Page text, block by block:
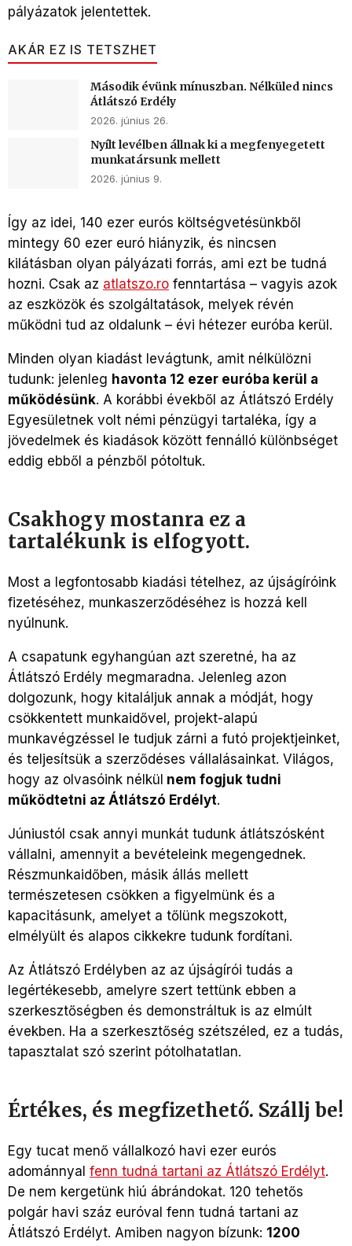
pályázatok jelentettek.
AKÁR EZ IS TETSZHET
Második évünk mínuszban. Nélküled nincs
Átlátszó Erdély
2026. június 26.
Nyílt levélben állnak ki a megfenyegetett
munkatársunk mellett
2026. június 9.
Így az idei, 140 ezer eurós költségvetésünkből
mintegy 60 ezer euró hiányzik, és nincsen
kilátásban olyan pályázati forrás, ami ezt be tudná
hozni. Csak az atlatszo.ro fenntartása – vagyis azok
az eszközök és szolgáltatások, melyek révén
működni tud az oldalunk – évi hétezer euróba kerül.
Minden olyan kiadást levágtunk, amit nélkülözni
tudunk: jelenleg havonta 12 ezer euróba kerül a
működésünk. A korábbi évekből az Átlátszó Erdély
Egyesületnek volt némi pénzügyi tartaléka, így a
jövedelmek és kiadások között fennálló különbséget
eddig ebből a pénzből pótoltuk.
Csakhogy mostanra ez a
tartalékunk is elfogyott.
Most a legfontosabb kiadási tételhez, az újságíróink
fizetéséhez, munkaszerződéséhez is hozzá kell
nyúlnunk.
A csapatunk egyhangúan azt szeretné, ha az
Átlátszó Erdély megmaradna. Jelenleg azon
dolgozunk, hogy kitaláljuk annak a módját, hogy
csökkentett munkaidővel, projekt-alapú
munkavégzéssel le tudjuk zárni a futó projektjeinket,
és teljesítsük a szerződéses vállalásainkat. Világos,
hogy az olvasóink nélkül nem fogjuk tudni
működtetni az Átlátszó Erdélyt.
Júniustól csak annyi munkát tudunk átlátszósként
vállalni, amennyit a bevételeink megengednek.
Részmunkaidőben, másik állás mellett
természetesen csökken a figyelmünk és a
kapacitásunk, amelyet a tőlünk megszokott,
elmélyült és alapos cikkekre tudunk fordítani.
Az Átlátszó Erdélyben az az újságírói tudás a
legértékesebb, amelyre szert tettünk ebben a
szerkesztőségben és demonstráltuk is az elmúlt
években. Ha a szerkesztőség szétszéled, ez a tudás,
tapasztalat szó szerint pótolhatatlan.
Értékes, és megfizethető. Szállj be!
Egy tucat menő vállalkozó havi ezer eurós
adománnyal fenn tudná tartani az Átlátszó Erdélyt.
De nem kergetünk hiú ábrándokat. 120 tehetős
polgár havi száz euróval fenn tudná tartani az
Átlátszó Erdélyt. Amiben nagyon bízunk: 1200